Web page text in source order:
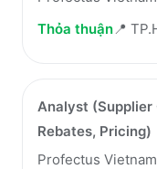
Thỏa thuận📍
Analyst (Supplier
Rebates, Pricing)
Profectus